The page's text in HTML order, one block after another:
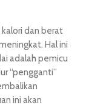
dan berat
Hal ini
adalah pemicu
“pengganti”
ini akan